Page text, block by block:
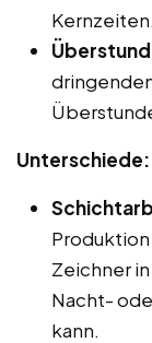
Kernzeiten.
Unterschiede:
Zeichner
Nacht-
kann.